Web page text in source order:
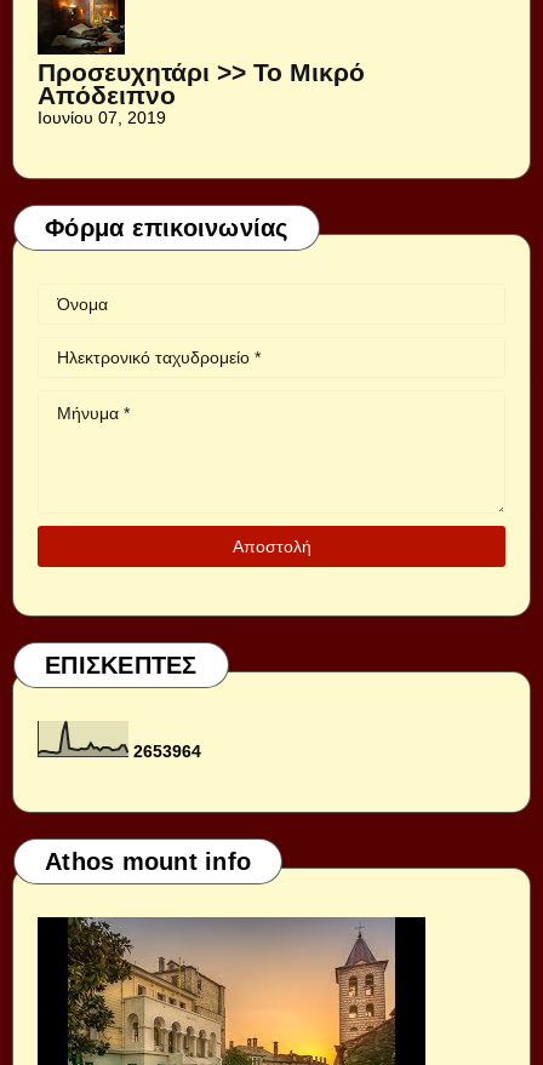
Προσευχητάρι >> Το Μικρό
Απόδειπνο
Ιουνίου 07, 2019
Φόρμα επικοινωνίας
ΕΠΙΣΚΕΠΤΕΣ
2653964
Athos mount info